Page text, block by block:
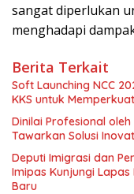
sangat diperlukan
menghadapi
Berita Terkait
Soft Launching NCC
KKS untuk
Dinilai Profesional oleh
Tawarkan Solusi
Deputi Imigrasi dan
Imipas Kunjungi
Baru